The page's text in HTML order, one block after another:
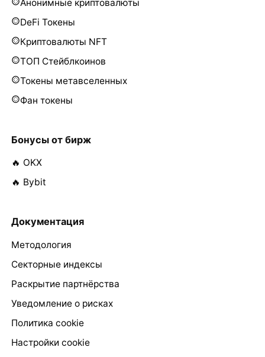
Анонимные криптовалюты
DeFi Токены
Криптовалюты NFT
ТОП Стейблкоинов
Токены метавселенных
Фан токены
Бонусы от бирж
🔥 OKX
🔥 Bybit
Документация
Методология
Секторные индексы
Раскрытие партнёрства
Уведомление о рисках
Политика cookie
Настройки cookie